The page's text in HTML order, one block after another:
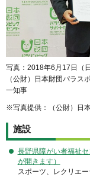
写真：2018年6月17日（日
（公財）日本財団パラス
一知事
※写真提供：（公財）日
施設
長野県障がい者福祉
が開きます）
スポーツ、レクリエ